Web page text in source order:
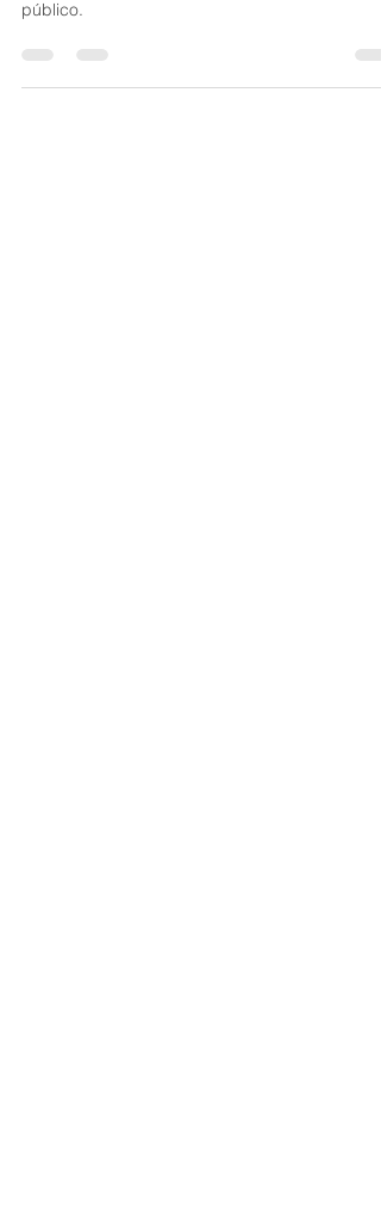
Um site de coaching dinâmico é aquele que
público.